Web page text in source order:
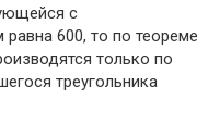
с
600, то по теореме
только по
треугольника